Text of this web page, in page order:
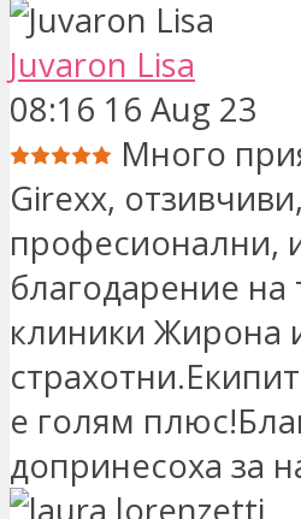
Juvaron Lisa
08:16 16 Aug 23
Много
Girexx,
професионални,
благодарение
клиники Жирона
е голям
допринесоха за